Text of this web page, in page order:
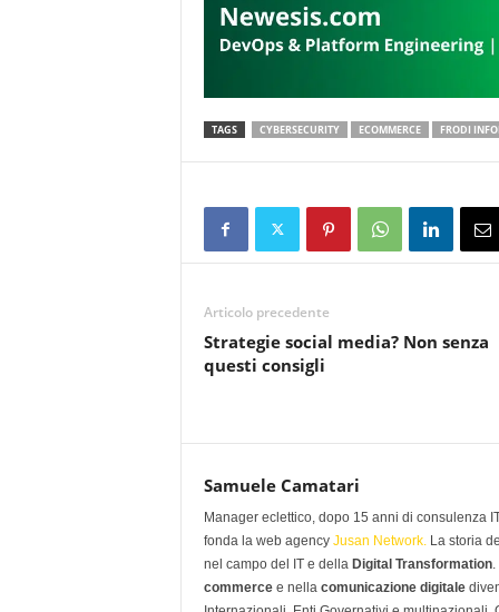
TAGS CYBERSECURITY ECOMMERCE FRODI
Articolo precedente
Strategie social media? Non senza
questi consigli
Samuele Camatari
Manager eclettico, dopo 15 anni di consulenza
fonda la web agency Jusan Network.La storia
nel campo del IT e della Digital Transformation.
commercee nella comunicazione digitale